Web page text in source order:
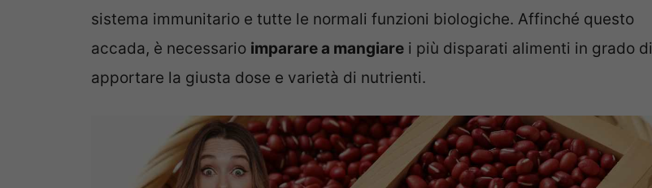
sistema immunitario e tutte le normali funzioni biologiche. Affinché questo
accada, è necessario imparare a mangiare i più disparati alimenti in grado di
apportare la giusta dose e varietà di nutrienti.